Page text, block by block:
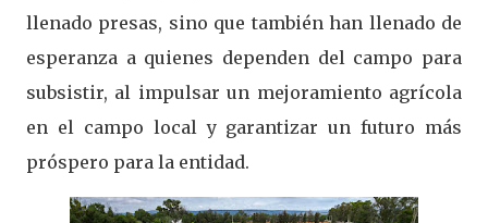
llenado presas, sino que también han llenado de
esperanza a quienes dependen del campo para
subsistir, al impulsar un mejoramiento agrícola
en el campo local y garantizar un futuro más
próspero para la entidad.